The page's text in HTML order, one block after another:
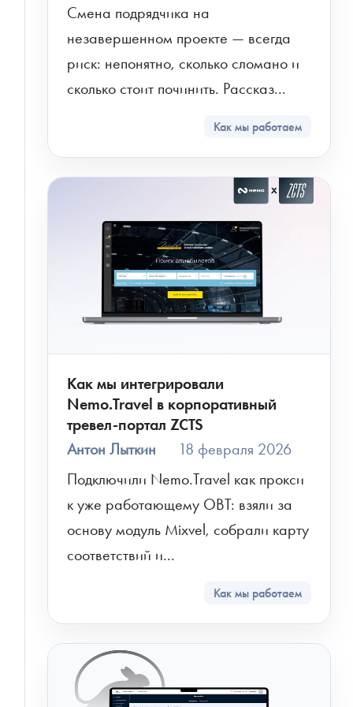
Смена подрядчика на
незавершенном проекте — всегда
риск: непонятно, сколько сломано и
сколько стоит починить. Рассказ...
Как мы работаем
Как мы интегрировали
Nemo.Travel в корпоративный
тревел-портал ZCTS
Антон Лыткин
18 февраля 2026
Подключили Nemo.Travel как прокси
к уже работающему OBT: взяли за
основу модуль Mixvel, собрали карту
соответствий и...
Как мы работаем
почта
Новый проект Развитие проекта
про
свою
ПРИКРЕПИТЬ БРИФ ИЛИ ТЗ
Я соглашаюсь на обработку персональных
данных в соответствии сполитикой обработки
персональных данных
Я согласен на получение информационных и
рекламных сообщений